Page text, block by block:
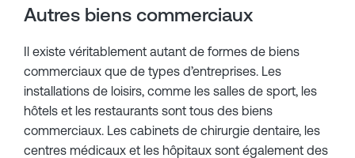
Autres biens commerciaux
Il existe véritablement autant de formes de biens
commerciaux que de types d’entreprises. Les
installations de loisirs, comme les salles de sport, les
hôtels et les restaurants sont tous des biens
commerciaux. Les cabinets de chirurgie dentaire, les
centres médicaux et les hôpitaux sont également des